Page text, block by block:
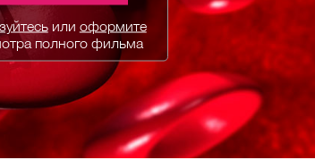
или оформите
полного фильма